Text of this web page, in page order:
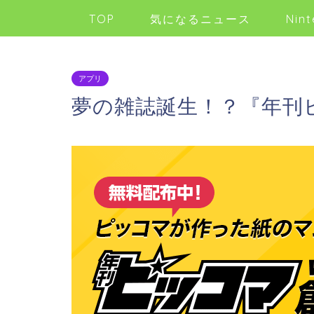
TOP 気になるニュース
アプリ
夢の雑誌誕生！？『年